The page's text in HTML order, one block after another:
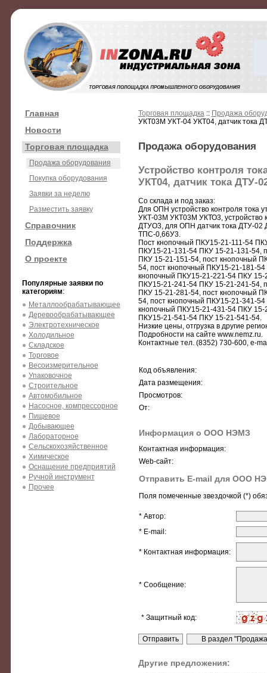
Главная
Новости
Торговая площадка
Продажа оборудования
Покупка оборудования
Заявки за неделю
Разместить заявку
Справочник
Поддержка
О проекте
Популярные заявки по
категориям:
Металлообрабатывающее
Деревообрабатывающее
Электротехническое
Холодильное
Складское
Торговое
Весоизмерительное
Упаковочное
Строительное
Автомобильное
Насосное, компрессорное
Пищевое
Добывающее
Лабораторное
Сельскохозяйственное
Химическое
Оснащение предприятий
Ручной инструмент
Прочее
Торговая площадка:: Продажа
УКТ03М УКТ-04 УКТ04, датчик тока
Продажа оборудования
Устройство контроля
УКТ04, датчик тока ДТУ-
Со склада и под заказ:
Для ОПН устройство контроля тока
УКТ-03М УКТ03М УКТО3, устройство
ДТУО3, для ОПН датчик тока ДТУ-
ТПС-0,66У3.
Пост кнопочный ПКУ15-21-111-54
ПКУ15-21-131-54 ПКУ 15-21-131-54,
ПКУ 15-21-151-54, пост кнопочный
54, пост кнопочный ПКУ15-21-181-
кнопочный ПКУ15-21-221-54 ПКУ 15-
ПКУ15-21-241-54 ПКУ 15-21-241-54,
ПКУ 15-21-281-54, пост кнопочный
54, пост кнопочный ПКУ15-21-341-
кнопочный ПКУ15-21-431-54 ПКУ 15-
ПКУ15-21-541-54 ПКУ 15-21-541-54.
Низкие цены, отгрузка в другие
Подробности на сайте www.nemz.ru.
Контактные тел. (8352) 730-600, e-
Код объявления:
Дата размещения:
Просмотров:
От:
Информация о ООО НЭМЗ
Контактная информация:
Web-сайт:
Отправить E-mail для ООО
Поля помеченные звездочкой (*)
* Автор:
* E-mail:
* Контактная информация:
* Сообщение:
* Защитный код:
Другие предложения: